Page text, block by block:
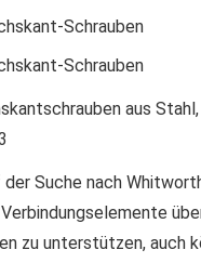
Schrauben
Schrauben
der Suche nach
zu unterstützen, auch